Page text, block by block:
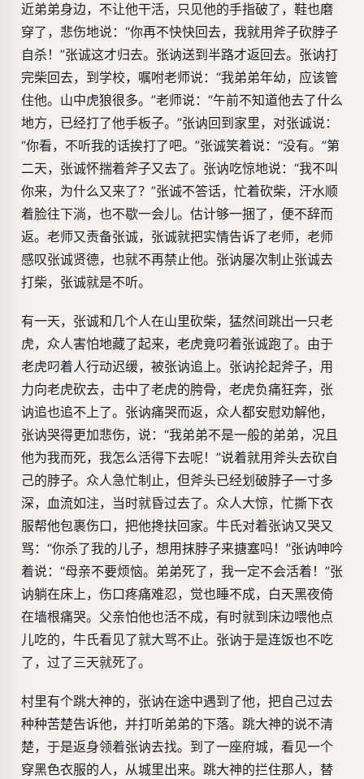
近弟弟身边，不让他干活，只见他的手指破了，鞋也磨
穿了，悲伤地说：“你再不快快回去，我就用斧子砍脖子
自杀！”张诚这才归去。张讷送到半路才返回去。张讷打
完柴回去，到学校，嘱咐老师说：“我弟弟年幼，应该管
住他。山中虎狼很多。”老师说：“午前不知道他去了什么
地方，已经打了他手板子。”张讷回到家里，对张诚说：
“你看，不听我的话挨打了吧。”张诚笑着说：“没有。”第
二天，张诚怀揣着斧子又去了。张讷吃惊地说：“我不叫
你来，为什么又来了？”张诚不答话，忙着砍柴，汗水顺
着脸往下淌，也不歇一会儿。估计够一捆了，便不辞而
返。老师又责备张诚，张诚就把实情告诉了老师，老师
感叹张诚贤德，也就不再禁止他。张讷屡次制止张诚去
打柴，张诚就是不听。
有一天，张诚和几个人在山里砍柴，猛然间跳出一只老
虎，众人害怕地藏了起来，老虎竟叼着张诚跑了。由于
老虎叼着人行动迟缓，被张讷追上。张讷抡起斧子，用
力向老虎砍去，击中了老虎的胯骨，老虎负痛狂奔，张
讷追也追不上了。张讷痛哭而返，众人都安慰劝解他，
张讷哭得更加悲伤，说：“我弟弟不是一般的弟弟，况且
他为我而死，我怎么活得下去呢！”说着就用斧头去砍自
己的脖子。众人急忙制止，但斧头已经划破脖子一寸多
深，血流如注，当时就昏过去了。众人大惊，忙撕下衣
服帮他包裹伤口，把他搀扶回家。牛氏对着张讷又哭又
骂：“你杀了我的儿子，想用抹脖子来搪塞吗！”张讷呻吟
着说：“母亲不要烦恼。弟弟死了，我一定不会活着！”张
讷躺在床上，伤口疼痛难忍，觉也睡不成，白天黑夜倚
在墙根痛哭。父亲怕他也活不成，有时就到床边喂他点
儿吃的，牛氏看见了就大骂不止。张讷于是连饭也不吃
了，过了三天就死了。
村里有个跳大神的，张讷在途中遇到了他，把自己过去
种种苦楚告诉他，并打听弟弟的下落。跳大神的说不清
楚，于是返身领着张讷去找。到了一座府城，看见一个
穿黑色衣服的人，从城里出来。跳大神的拦住那人，替